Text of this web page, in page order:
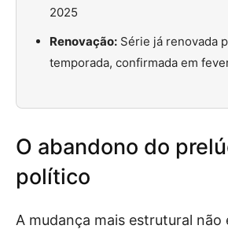
2025
Renovação:Série já renovada
temporada, confirmada em
O abandono do
político
A mudança mais estrutural não